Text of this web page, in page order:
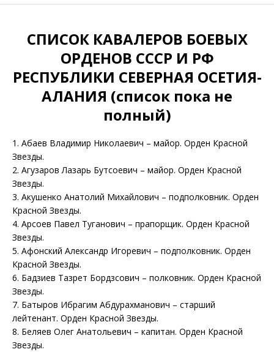
СПИСОК КАВАЛЕРОВ БОЕВЫХ
ОРДЕНОВ СССР И РФ
РЕСПУБЛИКИ СЕВЕРНАЯ ОСЕТИЯ-
АЛАНИЯ (список пока не
полный)
1. Абаев Владимир Николаевич – майор. Орден Красной
Звезды.
2. Агузаров Лазарь Бутсоевич – майор. Орден Красной
Звезды.
3. Акушенко Анатолий Михайлович – подполковник. Орден
Красной Звезды.
4. Арсоев Павел Туганович – прапорщик. Орден Красной
Звезды.
5. Афонский Александр Игоревич – подполковник. Орден
Красной Звезды.
6. Бадзиев Тазрет Бордзсович – полковник. Орден Красной
Звезды.
7. Батыров Ибрагим Абдурахманович – старший
лейтенант. Орден Красной Звезды.
8. Беляев Олег Анатольевич – капитан. Орден Красной
Звезды.